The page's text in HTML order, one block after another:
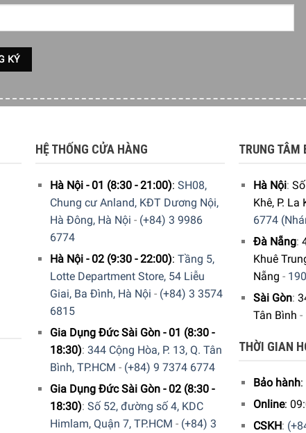
cho khả năng làm nóng nhanh chóng giúp nướng chín và
HỆ THỐNG CỬA HÀNG
Hà Nội - 01 (8:30 - 21:00): SH08,
Chung cư Anland, KĐT Dương Nội,
Hà Đông, Hà Nội - (+84) 3 9986
6774
Hà Nội - 02 (9:30 - 22:00): Tầng 5,
Lotte Department Store, 54 Liễu
Giai, Ba Đình, Hà Nội - (+84) 3 3574
6815
Gia Dụng Đức Sài Gòn - 01 (8:30 -
18:30): 344 Cộng Hòa, P. 13, Q. Tân
Bình, TP.HCM - (+84) 9 7374 6774
Gia Dụng Đức Sài Gòn - 02 (8:30 -
18:30): Số 52, đường số 4, KDC
Himlam, Quận 7, TP.HCM - (+84) 3
TRUNG TÂM
Hà Nội:
Khê, P. La
6774
Đà Nẵng:
Khuê
Nẵng -
Sài Gòn:
Tân Bình -
THỜI GIAN
Bảo hành:
Online:
CSKH: